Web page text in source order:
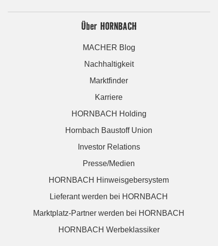
Über HORNBACH
MACHER Blog
Nachhaltigkeit
Marktfinder
Karriere
HORNBACH Holding
Hornbach Baustoff Union
Investor Relations
Presse/Medien
HORNBACH Hinweisgebersystem
Lieferant werden bei HORNBACH
Marktplatz-Partner werden bei HORNBACH
HORNBACH Werbeklassiker